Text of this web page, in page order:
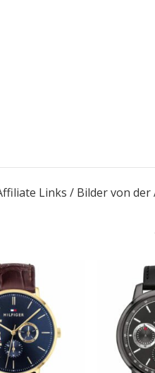
Links / Bilder von